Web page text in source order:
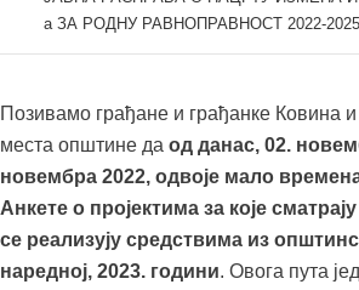
Одлука о измени одлуке о утврђибању
доприноса за грађ. земљиште 2025
износа трошкова зграде 2025
Одлука Локалне комуналне таксе –
НОВО-2025
Резултати анкете-2026
Циљеви и индикатори за 2026 годину
ОБРАЗЛОЖЕЊЕ ОДЛУКЕ О БУЏЕТУ
а ЗА РОДНУ РАВНОПРАВНОСТ 2022-2025
Позивамо грађане и грађанке Ковина
места општине да од данас, 02.
новембра 2022, одвоје мало
Анкете о пројектима за које
се реализују средствима из
наредној, 2023. години. Овога пута